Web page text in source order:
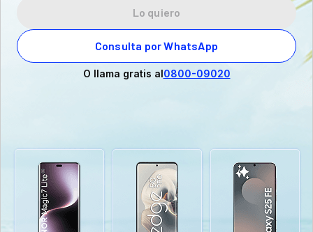
O llama gratis al0800-09020